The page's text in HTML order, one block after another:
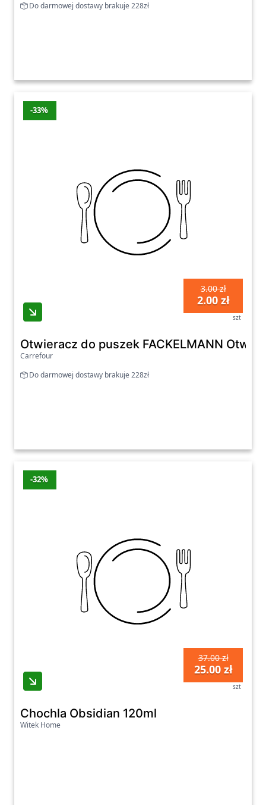
Do darmowej dostawy brakuje 228zł
-33%
3.00 zł
2.00 zł
szt
Otwieracz do puszek FACKELMANN
Carrefour
Do darmowej dostawy brakuje 228zł
-32%
37.00 zł
25.00 zł
szt
Chochla Obsidian 120ml
Witek Home